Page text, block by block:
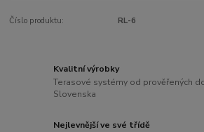
Číslo produktu: RL-6
Kvalitní výrobky
Terasové systémy od prověřených
Slovenska
Nejlevnější ve své třídě